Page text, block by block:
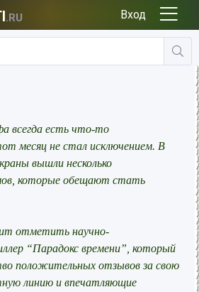
.RU Вход
всегда есть что-то
месяц не стал исключением. В
вышли несколько
которые обещают стать
отметить научно-
“Парадокс времени”, который
положительных отзывов за свою
линию и впечатляющие